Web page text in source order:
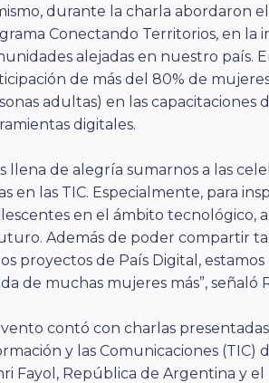
durante la charla abordaron
Conectando Territorios, en la
alejadas en nuestro país.
de más del 80% de
adultas) en las
digitales.
llena de alegría sumarnos a las
en las TIC. Especialmente, para
en el ámbito tecnológico,
Además de poder compartir
proyectos de País Digital,
de muchas mujeres más”,
contó con charlas
y las Comunicaciones (TIC)
Fayol, República de Argentina y el